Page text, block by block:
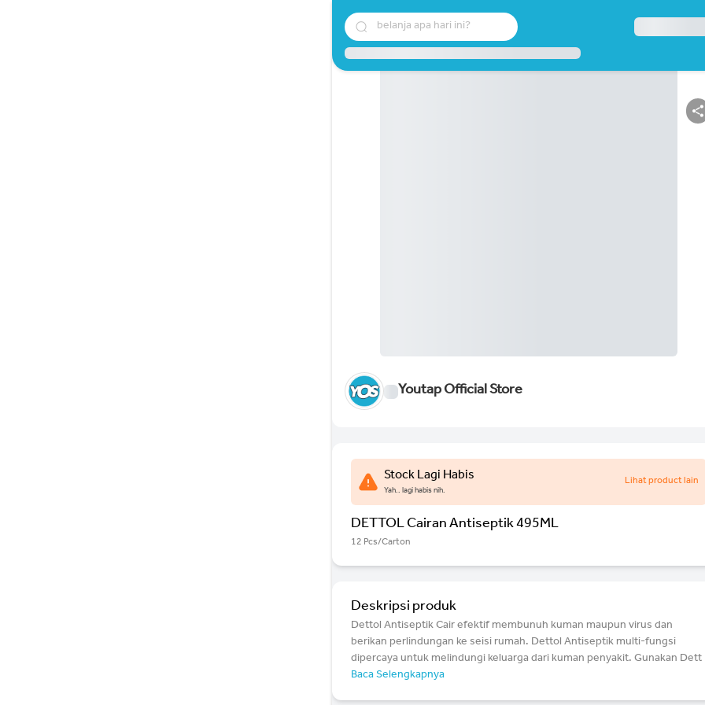
belanja apa hari ini?
Youtap Official Store
Stock Lagi Habis
Yah.. lagi habis nih.
Lihat product lain
DETTOL Cairan Antiseptik 495ML
12 Pcs/Carton
Deskripsi produk
Dettol Antiseptik Cair efektif membunuh kuman maupun virus dan
berikan perlindungan ke seisi rumah. Dettol Antiseptik multi-fungsi
dipercaya untuk melindungi keluarga dari kuman penyakit. Gunakan Dett
Baca Selengkapnya